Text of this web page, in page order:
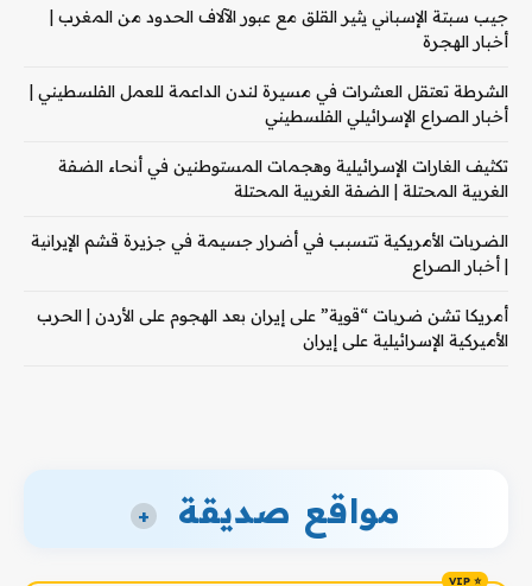
جيب سبتة الإسباني يثير القلق مع عبور الآلاف الحدود من المغرب |
أخبار الهجرة
الشرطة تعتقل العشرات في مسيرة لندن الداعمة للعمل الفلسطيني |
أخبار الصراع الإسرائيلي الفلسطيني
تكثيف الغارات الإسرائيلية وهجمات المستوطنين في أنحاء الضفة
الغربية المحتلة | الضفة الغربية المحتلة
الضربات الأمريكية تتسبب في أضرار جسيمة في جزيرة قشم الإيرانية
| أخبار الصراع
أمريكا تشن ضربات “قوية” على إيران بعد الهجوم على الأردن | الحرب
الأميركية الإسرائيلية على إيران
مواقع صديقة +